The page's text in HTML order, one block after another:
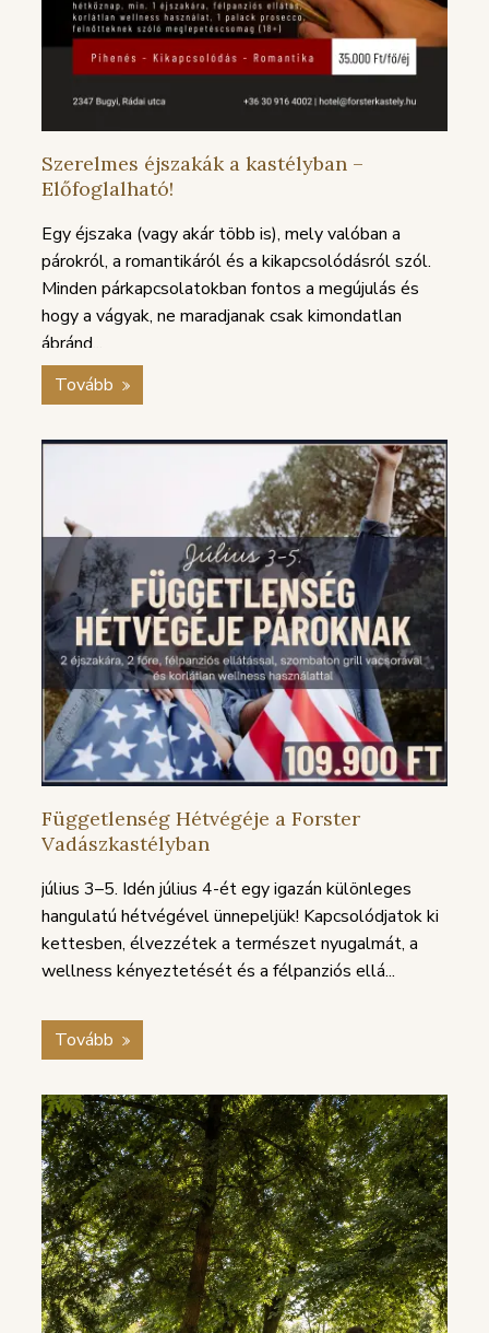
Szerelmes éjszakák a kastélyban –
Előfoglalható!
Egy éjszaka (vagy akár több is), mely valóban a
párokról, a romantikáról és a kikapcsolódásról szól.
Minden párkapcsolatokban fontos a megújulás és
hogy a vágyak, ne maradjanak csak kimondatlan
ábránd...
Tovább
Függetlenség Hétvégéje a Forster
Vadászkastélyban
július 3–5. Idén július 4-ét egy igazán különleges
hangulatú hétvégével ünnepeljük! Kapcsolódjatok ki
kettesben, élvezzétek a természet nyugalmát, a
wellness kényeztetését és a félpanziós ellá...
Tovább